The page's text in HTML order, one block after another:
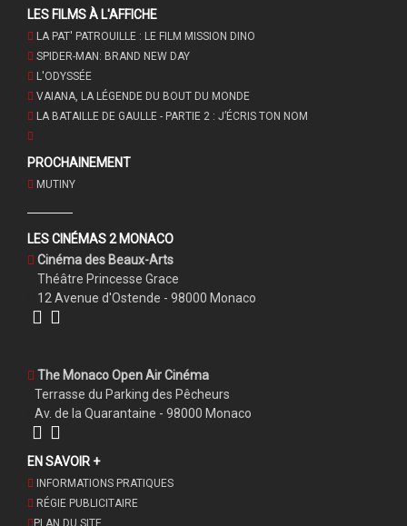
LES FILMS À L'AFFICHE
LA PAT' PATROUILLE : LE FILM MISSION DINO
SPIDER-MAN: BRAND NEW DAY
L'ODYSSÉE
VAIANA, LA LÉGENDE DU BOUT DU MONDE
LA BATAILLE DE GAULLE - PARTIE 2 : J’ÉCRIS TON NOM
PROCHAINEMENT
MUTINY
LES CINÉMAS 2 MONACO
Cinéma des Beaux-Arts
Théâtre Princesse Grace
12 Avenue d'Ostende - 98000 Monaco
The Monaco Open Air Cinéma
Terrasse du Parking des Pêcheurs
Av. de la Quarantaine - 98000 Monaco
EN SAVOIR +
INFORMATIONS PRATIQUES
RÉGIE PUBLICITAIRE
PLAN DU SITE